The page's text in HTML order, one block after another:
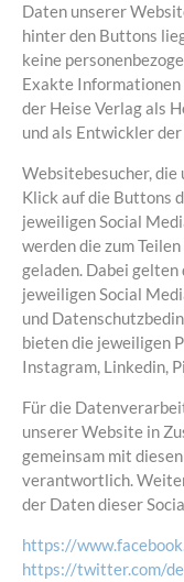
Daten unserer
hinter den Buttons
keine
Exakte
der Heise Verlag als
und als Entwickler
Websitebesucher, die
Klick auf die Buttons
jeweiligen Social
werden die zum
geladen. Dabei
jeweiligen Social
und
bieten die jeweiligen
Instagram, Linkedin,
Für die
unserer Website in
gemeinsam mit
verantwortlich.
der Daten dieser
https://
https://twitter.com/